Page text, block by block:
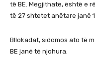
të BE. Megjithatë, është e
të 27 shtetet anëtare janë
Bllokadat, sidomos ato të
BE janë të njohura.